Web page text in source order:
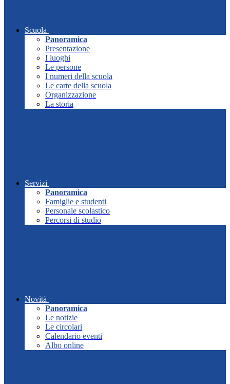
Scuola
Panoramica
Presentazione
I luoghi
Le persone
I numeri della scuola
Le carte della scuola
Organizzazione
La storia
Servizi
Panoramica
Famiglie e studenti
Personale scolastico
Percorsi di studio
Novità
Panoramica
Le notizie
Le circolari
Calendario eventi
Albo online